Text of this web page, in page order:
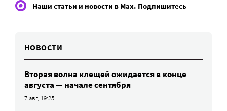
Наши статьи и новости в Max. Подпишитесь
НОВОСТИ
Вторая волна клещей ожидается в конце
августа — начале сентября
7 авг, 19:25